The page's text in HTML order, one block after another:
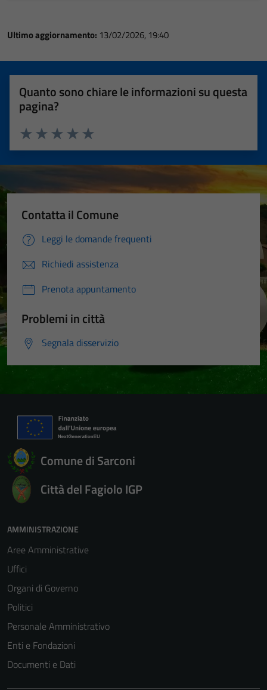
Ultimo aggiornamento: 13/02/2026, 19:40
Quanto sono chiare le informazioni su questa
pagina?
Valuta 5 stelle su 5
Valuta 4 stelle su 5
Valuta 3 stelle su 5
Valuta 2 stelle su 5
Valuta 1 stelle su 5
Contatta il Comune
Leggi le domande frequenti
Richiedi assistenza
Prenota appuntamento
Problemi in città
Segnala disservizio
Comune di Sarconi
Città del Fagiolo IGP
AMMINISTRAZIONE
Aree Amministrative
Uffici
Organi di Governo
Politici
Personale Amministrativo
Enti e Fondazioni
Documenti e Dati